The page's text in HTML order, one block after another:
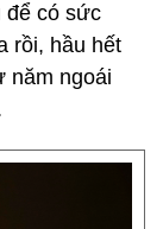
để có sức
rồi, hầu hết
năm ngoái